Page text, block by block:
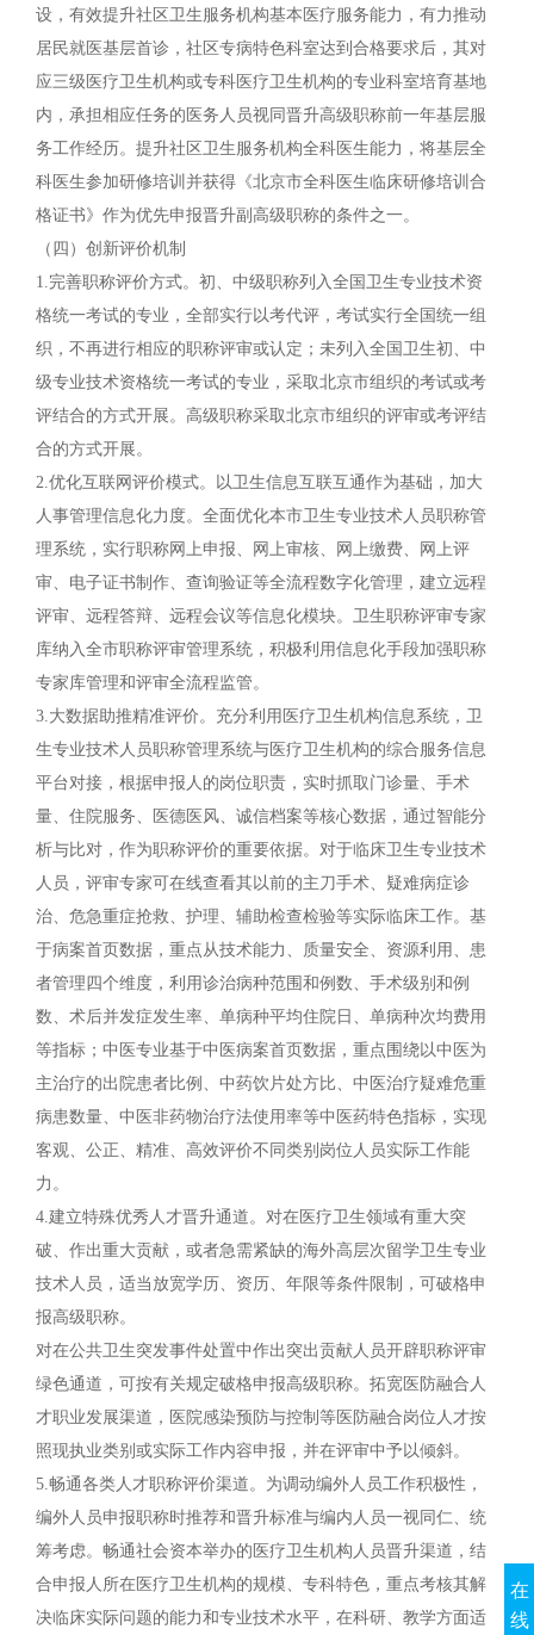
设，有效提升社区卫生服务机构基本医疗服务能力，有力推动
居民就医基层首诊，社区专病特色科室达到合格要求后，其对
应三级医疗卫生机构或专科医疗卫生机构的专业科室培育基地
内，承担相应任务的医务人员视同晋升高级职称前一年基层服
务工作经历。提升社区卫生服务机构全科医生能力，将基层全
科医生参加研修培训并获得《北京市全科医生临床研修培训合
格证书》作为优先申报晋升副高级职称的条件之一。
（四）创新评价机制
1.完善职称评价方式。初、中级职称列入全国卫生专业技术资
格统一考试的专业，全部实行以考代评，考试实行全国统一组
织，不再进行相应的职称评审或认定；未列入全国卫生初、中
级专业技术资格统一考试的专业，采取北京市组织的考试或考
评结合的方式开展。高级职称采取北京市组织的评审或考评结
合的方式开展。
2.优化互联网评价模式。以卫生信息互联互通作为基础，加大
人事管理信息化力度。全面优化本市卫生专业技术人员职称管
理系统，实行职称网上申报、网上审核、网上缴费、网上评
审、电子证书制作、查询验证等全流程数字化管理，建立远程
评审、远程答辩、远程会议等信息化模块。卫生职称评审专家
库纳入全市职称评审管理系统，积极利用信息化手段加强职称
专家库管理和评审全流程监管。
3.大数据助推精准评价。充分利用医疗卫生机构信息系统，卫
生专业技术人员职称管理系统与医疗卫生机构的综合服务信息
平台对接，根据申报人的岗位职责，实时抓取门诊量、手术
量、住院服务、医德医风、诚信档案等核心数据，通过智能分
析与比对，作为职称评价的重要依据。对于临床卫生专业技术
人员，评审专家可在线查看其以前的主刀手术、疑难病症诊
治、危急重症抢救、护理、辅助检查检验等实际临床工作。基
于病案首页数据，重点从技术能力、质量安全、资源利用、患
者管理四个维度，利用诊治病种范围和例数、手术级别和例
数、术后并发症发生率、单病种平均住院日、单病种次均费用
等指标；中医专业基于中医病案首页数据，重点围绕以中医为
主治疗的出院患者比例、中药饮片处方比、中医治疗疑难危重
病患数量、中医非药物治疗法使用率等中医药特色指标，实现
客观、公正、精准、高效评价不同类别岗位人员实际工作能
力。
4.建立特殊优秀人才晋升通道。对在医疗卫生领域有重大突
破、作出重大贡献，或者急需紧缺的海外高层次留学卫生专业
技术人员，适当放宽学历、资历、年限等条件限制，可破格申
报高级职称。
对在公共卫生突发事件处置中作出突出贡献人员开辟职称评审
绿色通道，可按有关规定破格申报高级职称。拓宽医防融合人
才职业发展渠道，医院感染预防与控制等医防融合岗位人才按
照现执业类别或实际工作内容申报，并在评审中予以倾斜。
5.畅通各类人才职称评价渠道。为调动编外人员工作积极性，
编外人员申报职称时推荐和晋升标准与编内人员一视同仁、统
筹考虑。畅通社会资本举办的医疗卫生机构人员晋升渠道，结
合申报人所在医疗卫生机构的规模、专科特色，重点考核其解
决临床实际问题的能力和专业技术水平，在科研、教学方面适
在
线